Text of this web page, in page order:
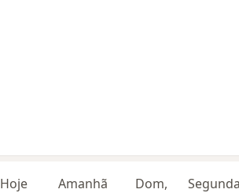
Hoje Amanhã Dom,